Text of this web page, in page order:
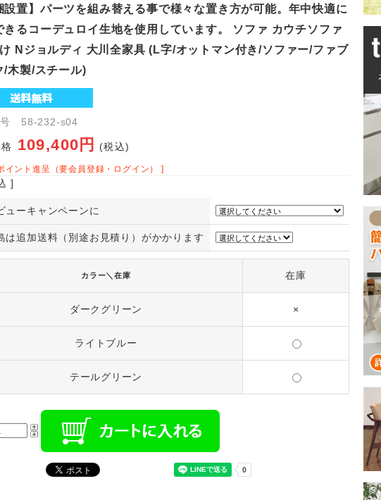
設置】パーツを組み替える事で様々な置き方が可能。年中快適に
きるコーデュロイ生地を使用しています。 ソファ カウチソファ
Nジョルディ 大川全家具 (L字/オットマン付き/ソファー/ファブ
/木製/スチール)
号 58-232-s04
109,400円 (税込)
イント進呈（要会員登録・ログイン） ]
]
ューキャンペーンに
は追加送料（別途お見積り）がかかります
カラー＼在庫 在庫
ダークグリーン ×
ライトブルー
テールグリーン